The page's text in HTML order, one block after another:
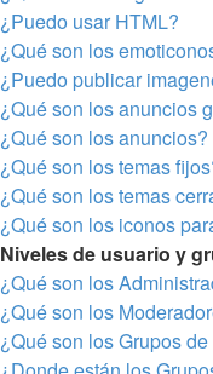
¿Puedo usar HTML?
¿Qué son los
¿Puedo publicar
¿Qué son los anuncios
¿Qué son los anuncios?
¿Qué son los temas
¿Qué son los temas
¿Qué son los iconos
Niveles de usuario y
¿Qué son los
¿Qué son los
¿Qué son los Grupos